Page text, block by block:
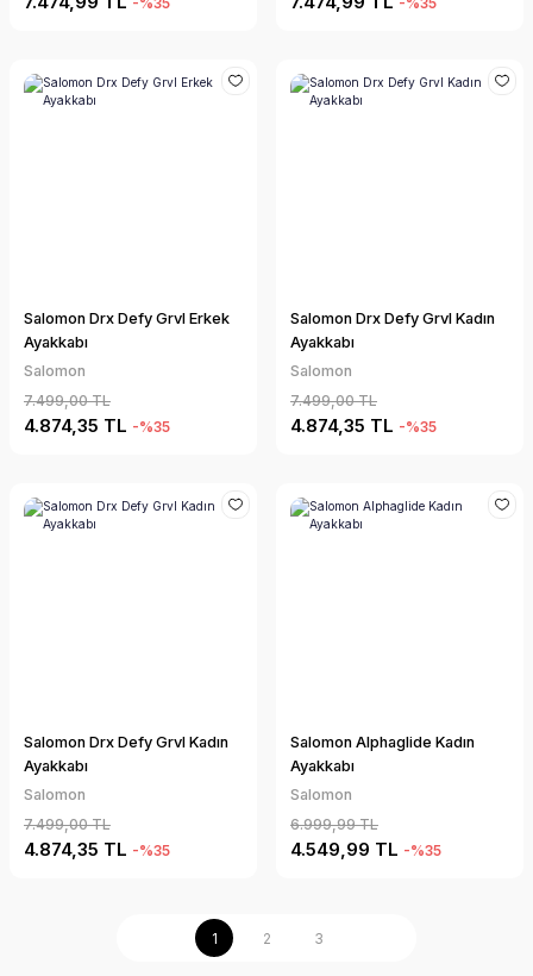
Salomon Drx Defy Grvl Erkek
Ayakkabı
Salomon
7.499,00 TL
4.874,35 TL -%35
Salomon Drx Defy Grvl Kadın
Ayakkabı
Salomon
7.499,00 TL
4.874,35 TL -%35
Salomon Drx Defy Grvl Kadın
Ayakkabı
Salomon
7.499,00 TL
4.874,35 TL -%35
Salomon Alphaglide Kadın
Ayakkabı
Salomon
6.999,99 TL
4.549,99 TL -%35
1 2 3